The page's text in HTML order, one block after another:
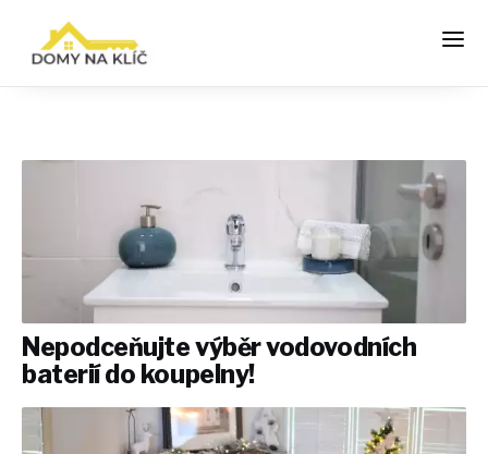
Nepodceňujte výběr vodovodních
baterií do koupelny!